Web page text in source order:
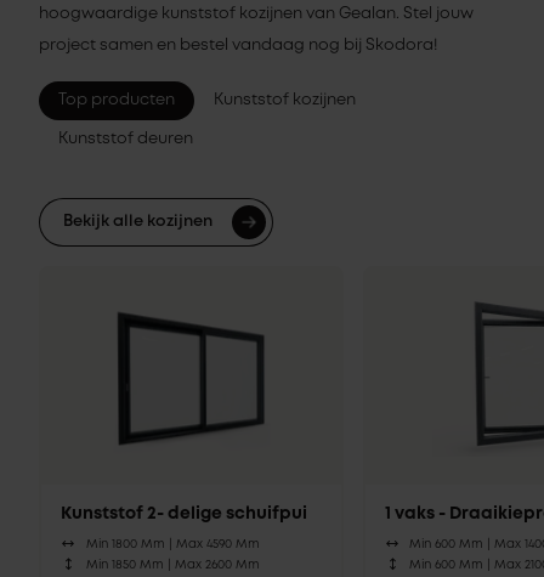
hoogwaardige kunststof kozijnen van Gealan. Stel jouw
project samen en bestel vandaag nog bij Skodora!
Top producten Kunststof kozijnen
Kunststof deuren
Bekijk alle kozijnen
Kunststof 2- delige schuifpui
Min 1800 Mm | Max 4590 Mm
Min 1850 Mm | Max 2600 Mm
1 vaks -
Min 600 Mm |Max
Min 600 Mm |Max